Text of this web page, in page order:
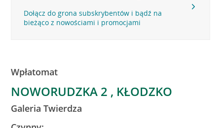
Dołącz do grona subskrybentów i bądź na
bieżąco z nowościami i promocjami
Wpłatomat
NOWORUDZKA 2 , KŁODZKO
Galeria Twierdza